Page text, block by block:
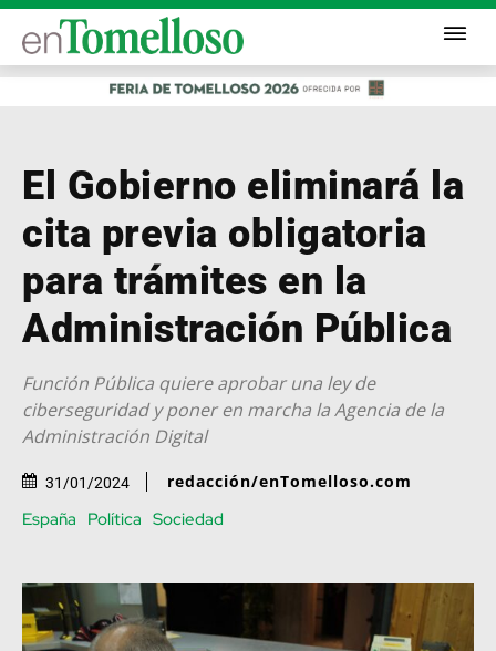
El Gobierno eliminará la
cita previa obligatoria
para trámites en la
Administración Pública
Función Pública quiere aprobar una ley de
ciberseguridad y poner en marcha la Agencia de la
Administración Digital
31/01/2024 redacción/enTomelloso.com
España Política Sociedad